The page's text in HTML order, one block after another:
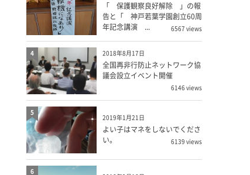
「 保護観察良好解除 」の報
告と「 神戸若葉学園創立60周
年記念講演 ...
6567 views
2018年8月17日
全国再非行防止ネットワーク協
議会設立イベント開催
6146 views
4
2019年1月21日
よい子はマネをしないでくださ
い。
6139 views
5
6